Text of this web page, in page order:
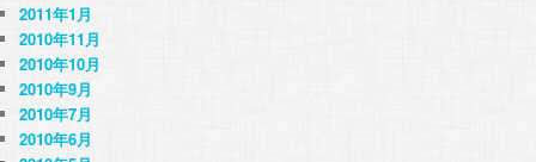
2011年1月
2010年11月
2010年10月
2010年9月
2010年7月
2010年6月